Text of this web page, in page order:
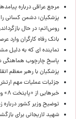
مرجع عراقی درباره
پزشکیان: دشمن کسانی
روس‌اتم: در حال
بانک رفاه کارگران وارد
نماینده ای که به دلیل
پاسخ چارچوب هماهنگی
پزشکیان با رهبر معظم
جزئیات عملیات مهم
خبرهایی از «پایتخت ۸» و سریال‌های مهران مدیری و سعید آقاخانی
توضیح وزیر کشور درباره
شهید لاریجانی برای